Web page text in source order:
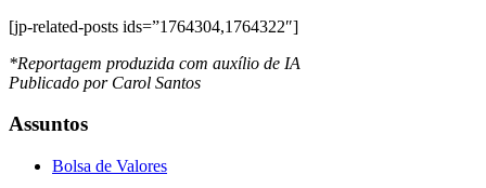
[jp-related-posts ids=”1764304,1764322″]
*Reportagem produzida com auxílio de IA
Publicado por Carol Santos
Assuntos
Bolsa de Valores